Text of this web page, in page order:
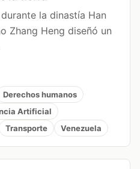
la dinastía Han
Zhang Heng diseñó un
Derechos humanos
Artificial
Transporte Venezuela